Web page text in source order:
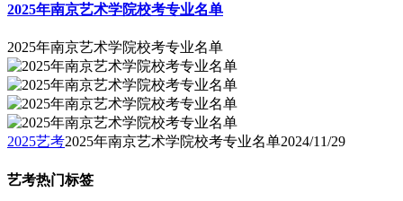
2025年南京艺术学院校考专业名单
2025年南京艺术学院校考专业名单
2025艺考2025年南京艺术学院校考专业名单2024/11/29
艺考热门标签